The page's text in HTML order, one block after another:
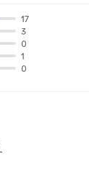
0
1
0
3
17